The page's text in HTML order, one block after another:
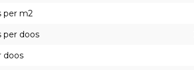
per m2
per doos
doos